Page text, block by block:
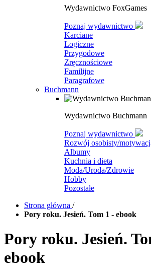
Wydawnictwo FoxGames
Poznaj wydawnictwo
Karciane
Logiczne
Przygodowe
Zręcznościowe
Familijne
Paragrafowe
Buchmann
Wydawnictwo Buchmann
Poznaj wydawnictwo
Rozwój osobisty/
Albumy
Kuchnia i dieta
Moda/Uroda/Zdrowie
Hobby
Pozostałe
Strona główna /
Pory roku. Jesień. Tom 1 - ebook
Pory roku. Jesień.
ebook